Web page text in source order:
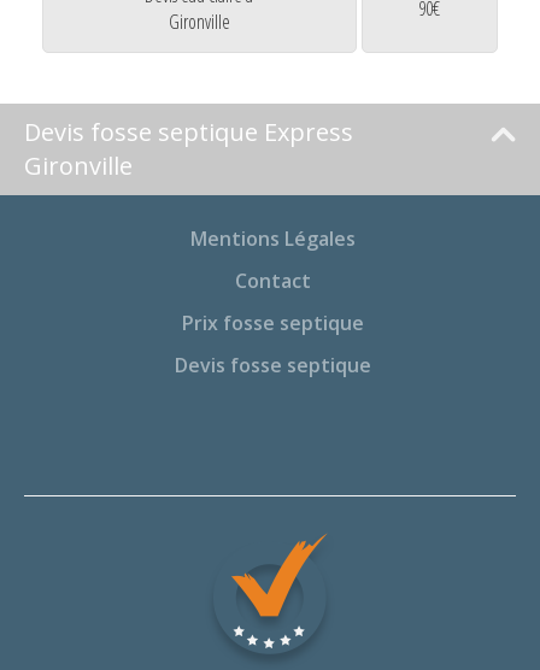
Gironville
90€
Devis fosse septique Express
Gironville
Mentions Légales
Contact
Prix fosse septique
Devis fosse septique